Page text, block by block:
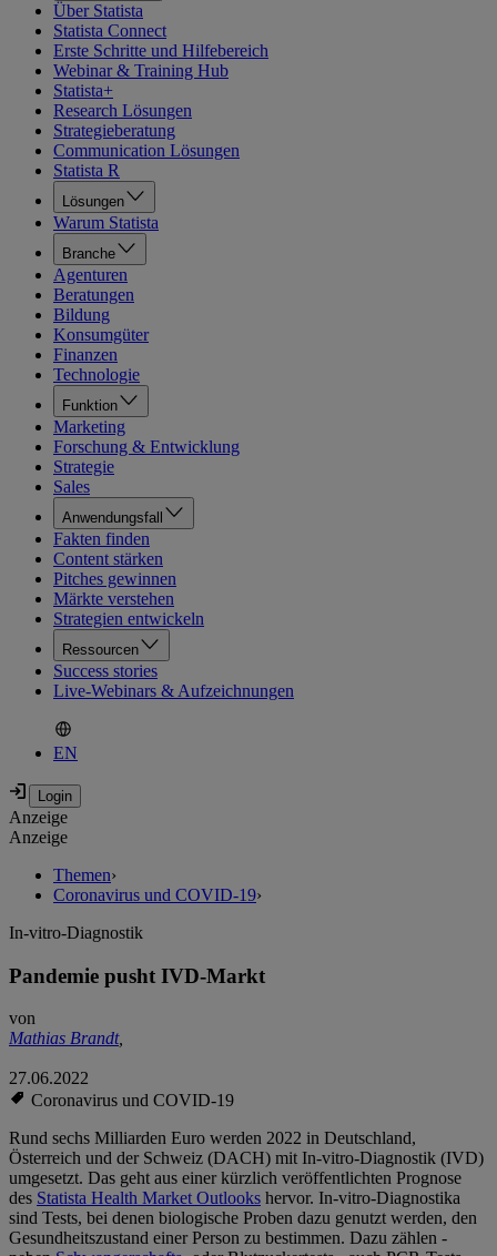
Über Statista
Statista Connect
Erste Schritte und Hilfebereich
Webinar & Training Hub
Statista+
Research Lösungen
Strategieberatung
Communication Lösungen
Statista R
Lösungen
Warum Statista
Branche
Agenturen
Beratungen
Bildung
Konsumgüter
Finanzen
Technologie
Funktion
Marketing
Forschung & Entwicklung
Strategie
Sales
Anwendungsfall
Fakten finden
Content stärken
Pitches gewinnen
Märkte verstehen
Strategien entwickeln
Ressourcen
Success stories
Live-Webinars & Aufzeichnungen
EN
Anzeige
Anzeige
Themen›
Coronavirus und COVID-19›
In-vitro-Diagnostik
Pandemie pusht IVD-Markt
von
Mathias Brandt,
27.06.2022
Coronavirus und COVID-19
Rund sechs Milliarden Euro werden 2022 in Deutschland,
Österreich und der Schweiz (DACH) mit In-vitro-Diagnostik (IVD)
umgesetzt. Das geht aus einer kürzlich veröffentlichten Prognose
des Statista Health Market Outlooks hervor. In-vitro-Diagnostika
sind Tests, bei denen biologische Proben dazu genutzt werden, den
Gesundheitszustand einer Person zu bestimmen. Dazu zählen -